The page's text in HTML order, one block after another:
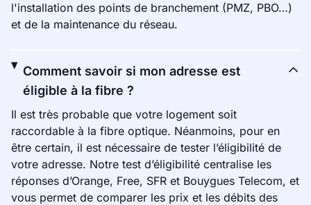
l'installation des points de branchement (PMZ, PBO…)
et de la maintenance du réseau.
Comment savoir si mon adresse est
éligible à la fibre ?
Il est très probable que votre logement soit
raccordable à la fibre optique. Néanmoins, pour en
être certain, il est nécessaire de tester l’éligibilité de
votre adresse. Notre test d’éligibilité centralise les
réponses d’Orange, Free, SFR et Bouygues Telecom, et
vous permet de comparer les prix et les débits des